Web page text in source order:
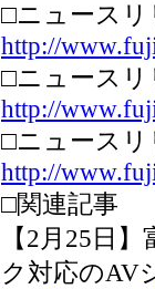
□ニュースリ
http://
□ニュース
http://
□ニュースリ
http://
□関連記事
【2月25日
ク対応のAV